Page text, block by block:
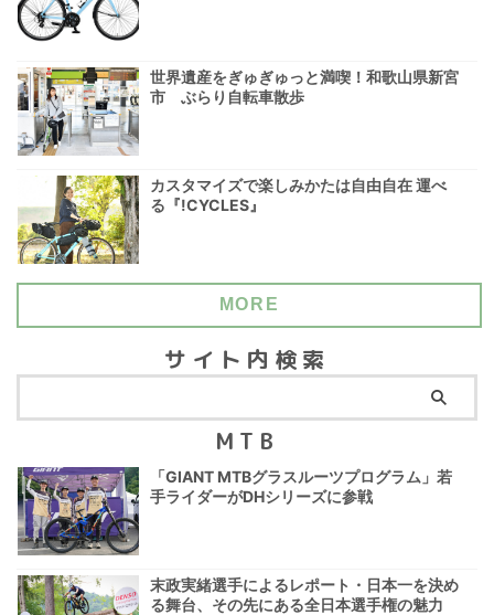
世界遺産をぎゅぎゅっと満喫！和歌山県新宮
市 ぶらり自転車散歩
カスタマイズで楽しみかたは自由自在 運べ
る『!CYCLES』
MORE
サイト内検索
MTB
「GIANT MTBグラスルーツプログラム」若
手ライダーがDHシリーズに参戦
末政実緒選手によるレポート・日本一を決め
る舞台、その先にある全日本選手権の魅力